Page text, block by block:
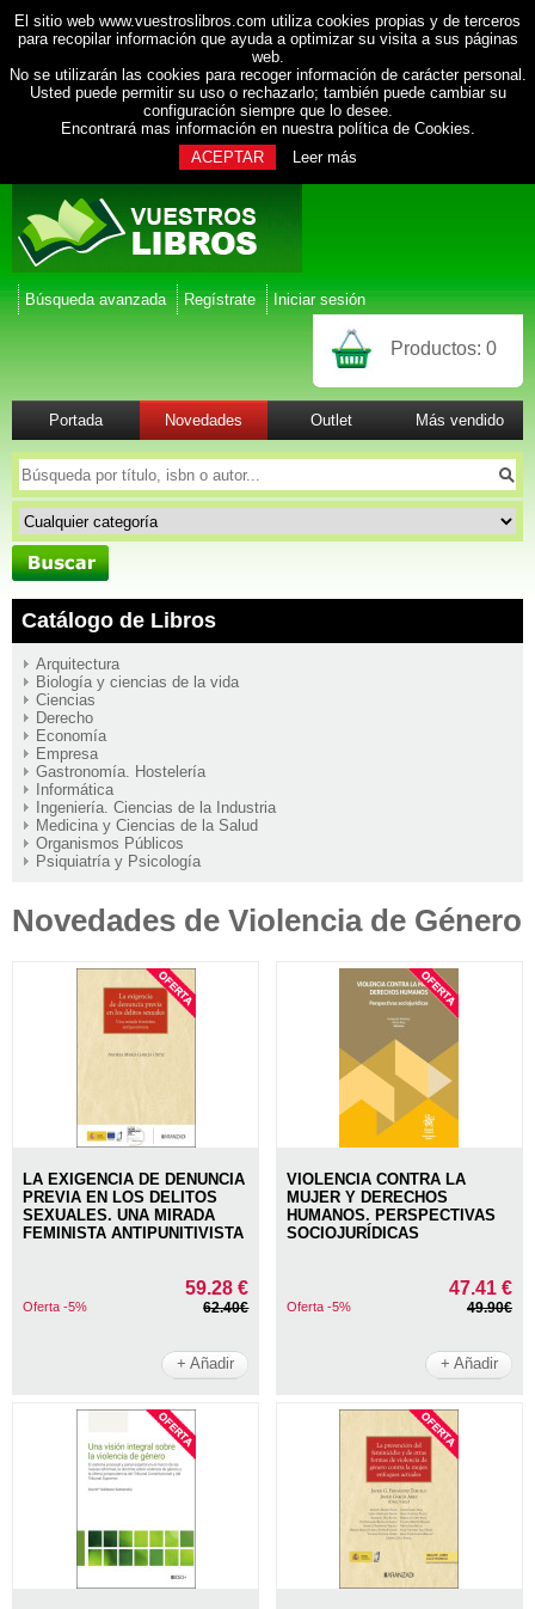
El sitio web www.vuestroslibros.com utiliza cookies propias y de terceros
para recopilar información que ayuda a optimizar su visita a sus páginas
web.
No se utilizarán las cookies para recoger información de carácter personal.
Usted puede permitir su uso o rechazarlo; también puede cambiar su
configuración siempre que lo desee.
Encontrará mas información en nuestra política de Cookies.
ACEPTAR
Leer más
Búsqueda avanzada Regístrate Iniciar sesión
Productos: 0
Portada Novedades Outlet Más vendido
Catálogo de Libros
Arquitectura
Biología y ciencias de la vida
Ciencias
Derecho
Economía
Empresa
Gastronomía. Hostelería
Informática
Ingeniería. Ciencias de la Industria
Medicina y Ciencias de la Salud
Organismos Públicos
Psiquiatría y Psicología
Novedades de Violencia de Género
LA EXIGENCIA DE DENUNCIA
PREVIA EN LOS DELITOS
SEXUALES. UNA MIRADA
FEMINISTA ANTIPUNITIVISTA
59.28 €
Oferta -5% 62.40€
+ Añadir
VIOLENCIA CONTRA LA
MUJER Y DERECHOS
HUMANOS. PERSPECTIVAS
SOCIOJURÍDICAS
47.41 €
Oferta -5% 49.90€
+ Añadir